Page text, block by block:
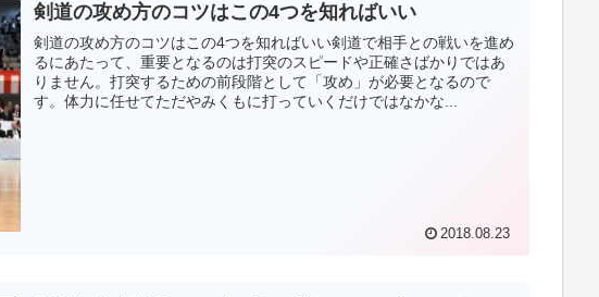
剣道の攻め方のコツはこの4つを知ればいい
剣道の攻め方のコツはこの4つを知ればいい剣道で相手との戦いを進め
るにあたって、重要となるのは打突のスピードや正確さばかりではあ
りません。打突するための前段階として「攻め」が必要となるので
す。体力に任せてただやみくもに打っていくだけではなかな...
2018.08.23